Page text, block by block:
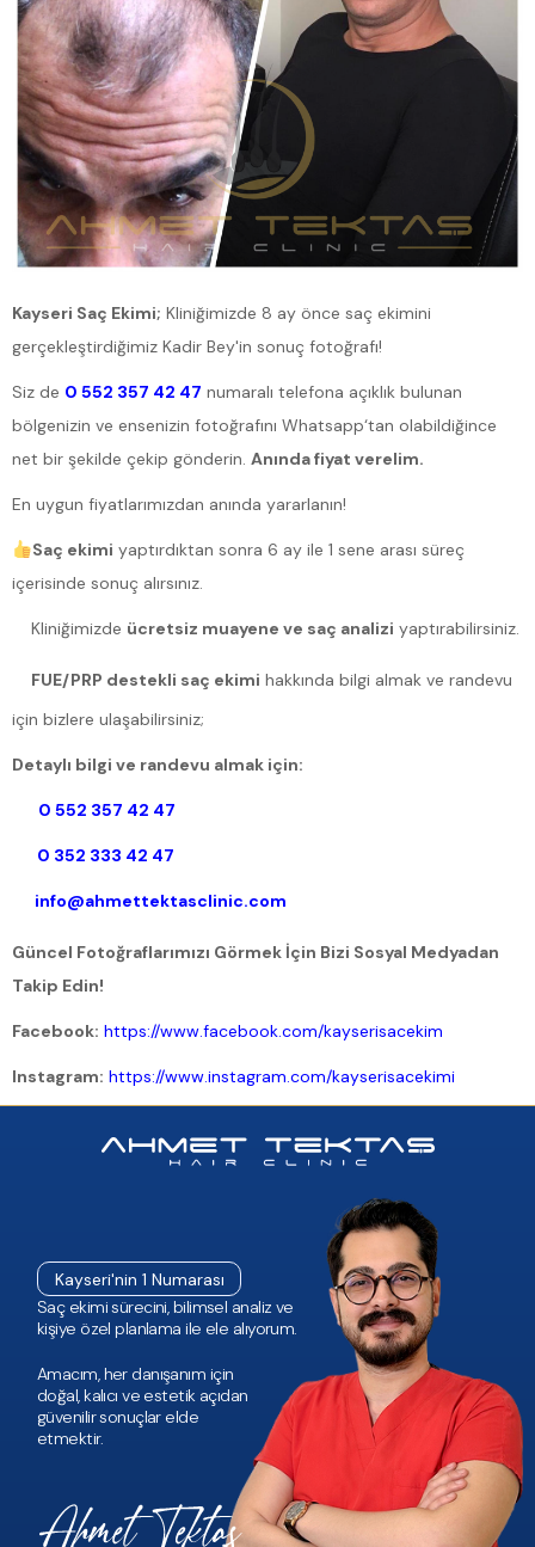
Kayseri Saç Ekimi; Kliniğimizde 8 ay önce saç ekimini
gerçekleştirdiğimiz Kadir Bey'in sonuç fotoğrafı!
Siz de 0 552 357 42 47 numaralı telefona açıklık bulunan
bölgenizin ve ensenizin fotoğrafını Whatsapp‘tan olabildiğince
net bir şekilde çekip gönderin. Anında fiyat verelim.
En uygun fiyatlarımızdan anında yararlanın!
Saç ekimi yaptırdıktan sonra 6 ay ile 1 sene arası süreç
içerisinde sonuç alırsınız.
Kliniğimizde ücretsiz muayene ve saç analizi yaptırabilirsiniz.
FUE/PRP destekli saç ekimi hakkında bilgi almak ve randevu
için bizlere ulaşabilirsiniz;
Detaylı bilgi ve randevu almak için:
0 552 357 42 47
0 352 333 42 47
info@ahmettektasclinic.com
Güncel Fotoğraflarımızı Görmek İçin Bizi Sosyal Medyadan
Takip Edin!
Facebook: https://www.facebook.com/kayserisacekim
Instagram: https://www.instagram.com/kayserisacekimi
Kayseri'nin 1 Numarası
Saç ekimi sürecini, bilimsel analiz ve
kişiye özel planlama ile ele alıyorum.
Amacım, her danışanım için
doğal, kalıcı ve estetik açıdan
güvenilir sonuçlar elde
etmektir.